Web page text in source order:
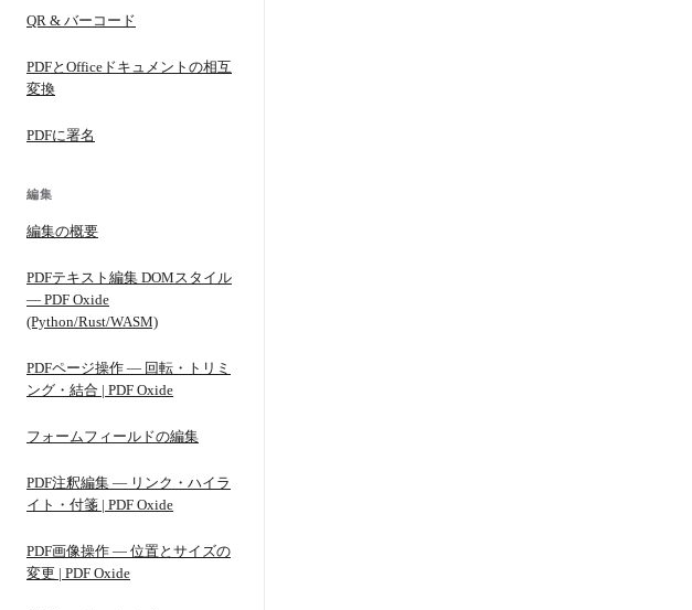
QR & バーコード
PDFとOfficeドキュメントの相互
変換
PDFに署名
編集
編集の概要
PDFテキスト編集 DOMスタイル
— PDF Oxide
(Python/Rust/WASM)
PDFページ操作 — 回転・トリミ
ング・結合 | PDF Oxide
フォームフィールドの編集
PDF注釈編集 — リンク・ハイラ
イト・付箋 | PDF Oxide
PDF画像操作 — 位置とサイズの
変更 | PDF Oxide